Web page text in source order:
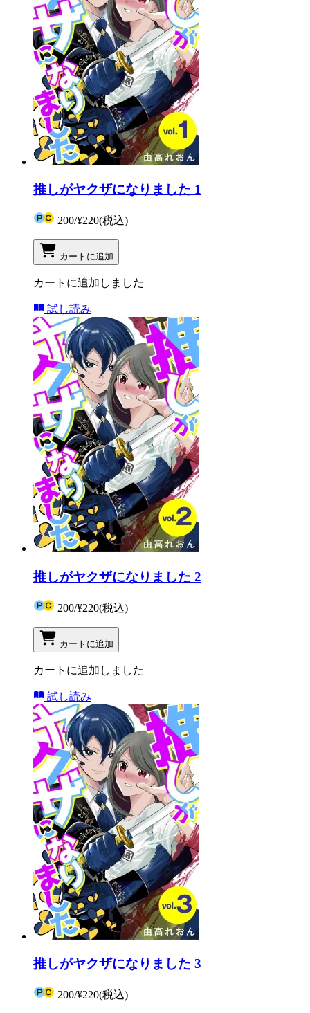
推しがヤクザになりました 1
200/¥220(税込)
カートに追加
カートに追加しました
試し読み
推しがヤクザになりました 2
200/¥220(税込)
カートに追加
カートに追加しました
試し読み
推しがヤクザになりました 3
200/¥220(税込)